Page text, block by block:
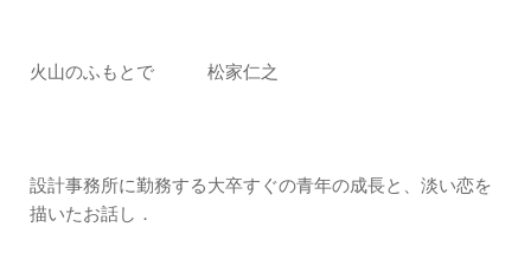
火山のふもとで 松家仁之
設計事務所に勤務する大卒すぐの青年の成長と、淡い恋を
描いたお話し．